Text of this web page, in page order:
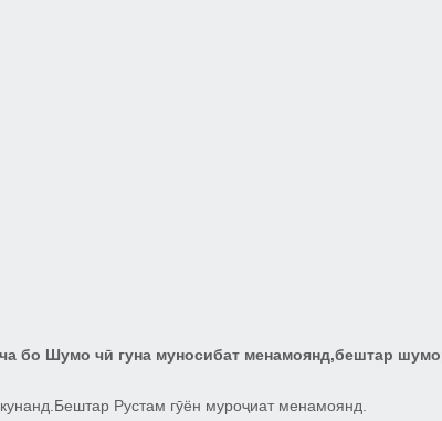
бо Шумо чӣ гуна муносибат менамоянд,бештар
Рустам гӯён муроҷиат менамоянд.